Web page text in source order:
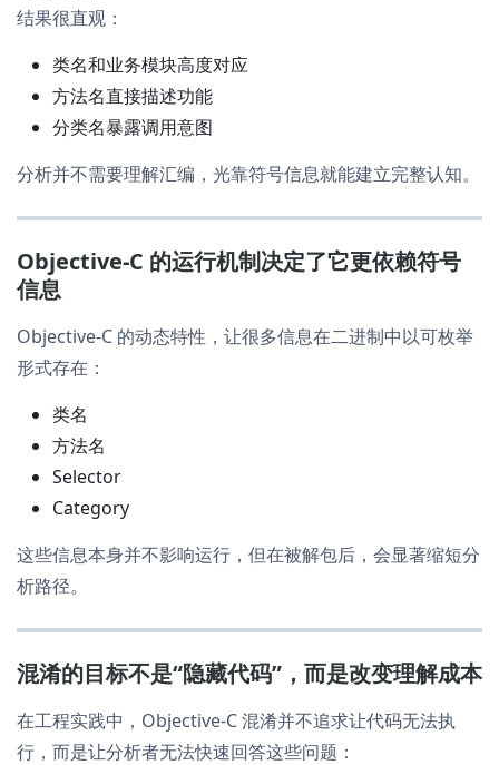
结果很直观：
类名和业务模块高度对应
方法名直接描述功能
分类名暴露调用意图
分析并不需要理解汇编，光靠符号信息就能建立完整认知。
Objective-C 的运行机制决定了它更依赖符号
信息
Objective-C 的动态特性，让很多信息在二进制中以可枚举
形式存在：
类名
方法名
Selector
Category
这些信息本身并不影响运行，但在被解包后，会显著缩短分
析路径。
混淆的目标不是“隐藏代码”，而是改变理解成本
在工程实践中，Objective-C 混淆并不追求让代码无法执
行，而是让分析者无法快速回答这些问题：